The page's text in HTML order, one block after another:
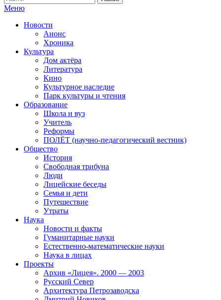
Меню
Новости
Анонс
Хроника
Культура
Дом актёра
Литература
Кино
Культурное наследие
Парк культуры и чтения
Образование
Школа и вуз
Учитель
Реформы
ПОЛЁТ (научно-педагогический вестник)
Общество
История
Свободная трибуна
Люди
Лицейские беседы
Семья и дети
Путешествие
Утраты
Наука
Новости и факты
Гуманитарные науки
Естественно-математические науки
Наука в лицах
Проекты
Архив «Лицея». 2000 — 2003
Русский Север
Архитектура Петрозаводска